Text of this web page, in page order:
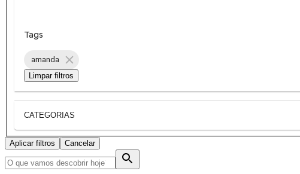
Tags
amanda
Limpar filtros
CATEGORIAS
Aplicar filtros Cancelar